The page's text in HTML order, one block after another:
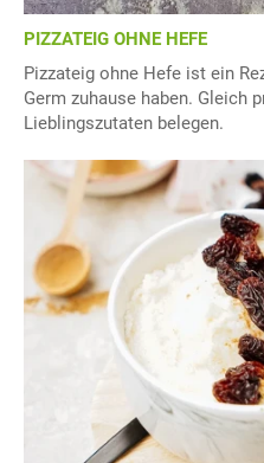
PIZZATEIG OHNE HEFE
Pizzateig ohne Hefe ist ein
Germ zuhause haben. Gleich
Lieblingszutaten belegen.